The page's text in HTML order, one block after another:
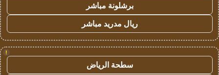
برشلونة مباشر
ريال مدريد مباشر
!
سطحة الرياض